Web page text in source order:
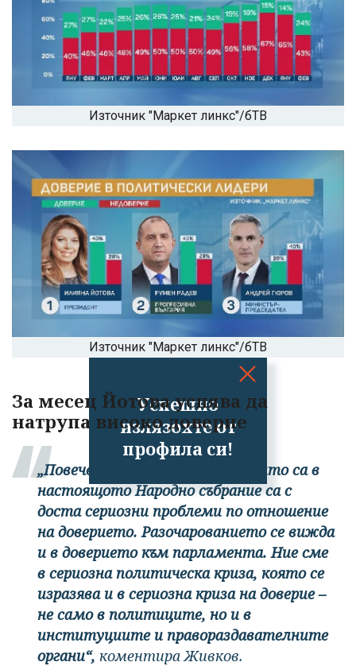
Успешно
излязохте от
профила си!
Източник "Маркет линкс"/бТВ
Източник "Маркет линкс"/бТВ
За месец Йотова успява да
натрупа високо доверие
„Повечето от политиците, които са в
настоящото Народно събрание са с
доста сериозни проблеми по отношение
на доверието. Разочарованието се вижда
и в доверието към парламента. Ние сме
в сериозна политическа криза, която се
изразява и в сериозна криза на доверие –
не само в политиците, но и в
институциите и правораздавателните
органи“, коментира Живков.